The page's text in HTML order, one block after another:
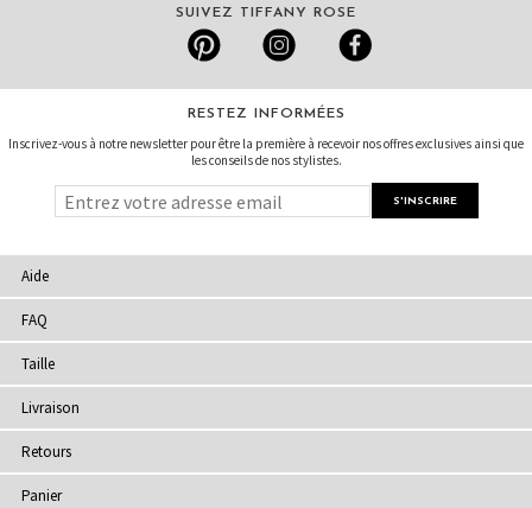
SUIVEZ TIFFANY ROSE
RESTEZ INFORMÉES
Inscrivez-vous à notre newsletter pour être la première à recevoir nos offres exclusives ainsi que
les conseils de nos stylistes.
Aide
FAQ
Taille
Livraison
Retours
Panier